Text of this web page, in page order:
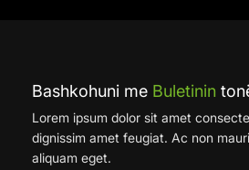
Bashkohuni me Buletinin
Lorem ipsum dolor sit amet
dignissim amet feugiat. Ac non
aliquam eget.